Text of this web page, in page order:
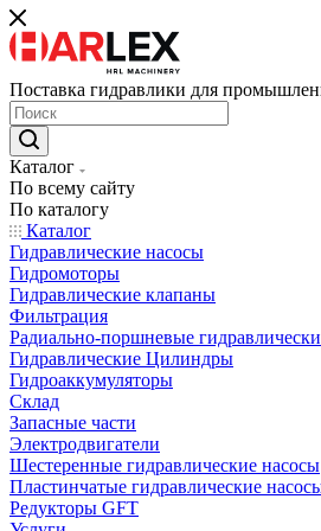
Поставка гидравлики для
Каталог
По всему сайту
По каталогу
Каталог
Гидравлические насосы
Гидромоторы
Гидравлические клапаны
Фильтрация
Радиально-поршневые
Гидравлические Цилиндры
Гидроаккумуляторы
Склад
Запасные части
Электродвигатели
Шестеренные гидравлические насосы
Пластинчатые гидравлические
Редукторы GFT